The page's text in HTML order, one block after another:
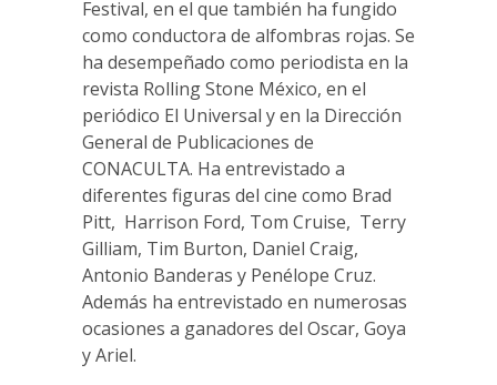
Festival, en el que también ha fungido
como conductora de alfombras rojas. Se
ha desempeñado como periodista en la
revista Rolling Stone México, en el
periódico El Universal y en la Dirección
General de Publicaciones de
CONACULTA. Ha entrevistado a
diferentes figuras del cine como Brad
Pitt, Harrison Ford, Tom Cruise, Terry
Gilliam, Tim Burton, Daniel Craig,
Antonio Banderas y Penélope Cruz.
Además ha entrevistado en numerosas
ocasiones a ganadores del Oscar, Goya
y Ariel.